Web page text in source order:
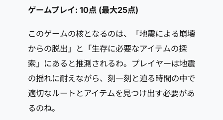
ゲームプレイ: 10点 (最大25点)
このゲームの核となるのは、「地震による崩壊
からの脱出」と「生存に必要なアイテムの探
索」にあると推測されるわ。プレイヤーは地震
の揺れに耐えながら、刻一刻と迫る時間の中で
適切なルートとアイテムを見つけ出す必要があ
るのね。